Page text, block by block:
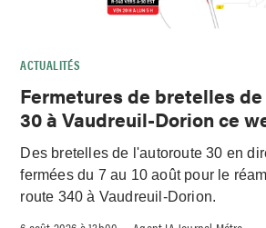
ACTUALITÉS
Fermetures de bretelles de
30 à Vaudreuil-Dorion ce
Des bretelles de l'autoroute 30 en
fermées du 7 au 10 août pour le
route 340 à Vaudreuil-Dorion.